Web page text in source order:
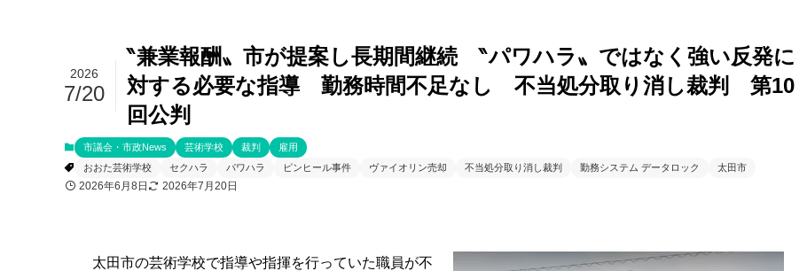
‶兼業報酬〟市が提案し長期間継続 ‶パワハラ〟ではなく強い反発に
対する必要な指導 勤務時間不足なし 不当処分取り消し裁判 第10
回公判
2026
7/20
市議会・市政News 芸術学校 裁判
雇用
おおた芸術学校
セクハラ パワハラ ピンヒール事件 ヴァイオリン売却 不当処分取り消し裁判 勤務システム データロック 太田市
2026年6月8日 2026年7月20日
太田市の芸術学校で指導や指揮を行っていた職員が不